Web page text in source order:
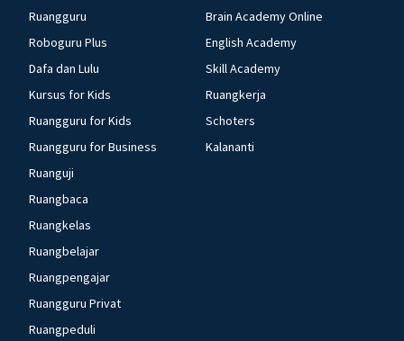
Ruangguru
Roboguru Plus
Dafa dan Lulu
Kursus for Kids
Ruangguru for Kids
Ruangguru for Business
Ruanguji
Ruangbaca
Ruangkelas
Ruangbelajar
Ruangpengajar
Ruangguru Privat
Ruangpeduli
Brain Academy Online
English Academy
Skill Academy
Ruangkerja
Schoters
Kalananti